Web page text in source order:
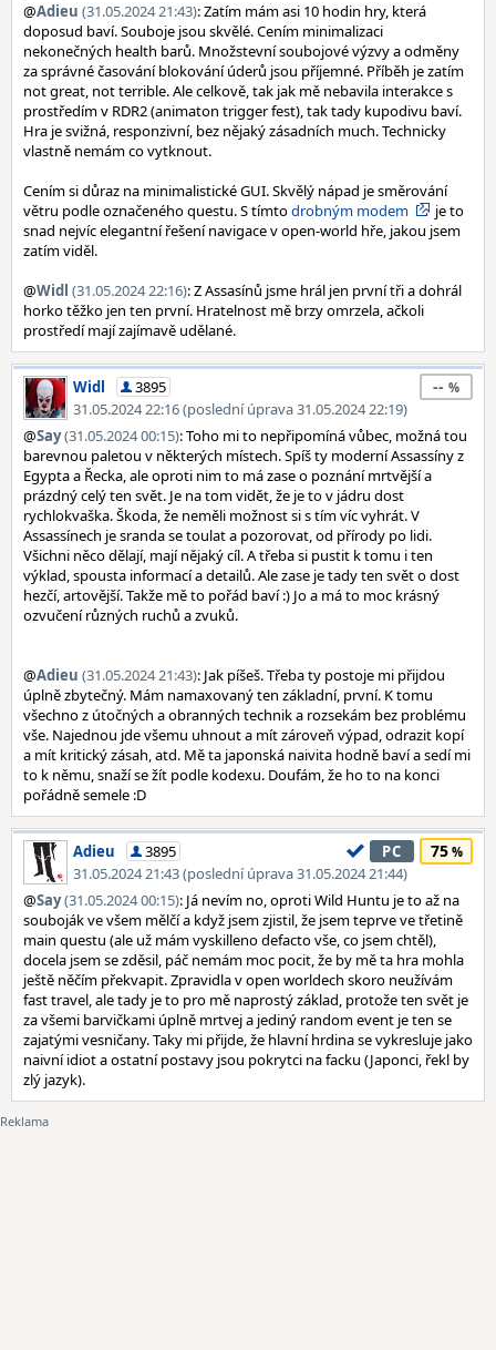
@Adieu (31.05.2024 21:43): Zatím mám asi 10 hodin hry, která
doposud baví. Souboje jsou skvělé. Cením minimalizaci
nekonečných health barů. Množstevní soubojové výzvy a odměny
za správné časování blokování úderů jsou příjemné. Příběh je zatím
not great, not terrible. Ale celkově, tak jak mě nebavila interakce s
prostředím v RDR2 (animaton trigger fest), tak tady kupodivu baví.
Hra je svižná, responzivní, bez nějaký zásadních much. Technicky
vlastně nemám co vytknout.
Cením si důraz na minimalistické GUI. Skvělý nápad je směrování
větru podle označeného questu. S tímtodrobným modem
je to
snad nejvíc elegantní řešení navigace v open-world hře, jakou jsem
zatím viděl.
@Widl (31.05.2024 22:16): Z Assasínů jsme hrál jen první tři a dohrál
horko těžko jen ten první. Hratelnost mě brzy omrzela, ačkoli
prostředí mají zajímavě udělané.
Widl
3895
31.05.2024 22:16 (poslední úprava 31.05.2024 22:19)
--
@Say(31.05.2024 00:15): Toho mi to nepřipomíná vůbec, možná tou
barevnou paletou v některých místech. Spíš ty moderní Assassíny z
Egypta a Řecka, ale oproti nim to má zase o poznání mrtvější a
prázdný celý ten svět. Je na tom vidět, že je to v jádru dost
rychlokvaška. Škoda, že neměli možnost si s tím víc vyhrát. V
Assassínech je sranda se toulat a pozorovat, od přírody po lidi.
Všichni něco dělají, mají nějaký cíl. A třeba si pustit k tomu i ten
výklad, spousta informací a detailů. Ale zase je tady ten svět o dost
hezčí, artovější. Takže mě to pořád baví :) Jo a má to moc krásný
ozvučení různých ruchů a zvuků.
@Adieu (31.05.2024 21:43): Jak píšeš. Třeba ty postoje mi přijdou
úplně zbytečný. Mám namaxovaný ten základní, první. K tomu
všechno z útočných a obranných technik a rozsekám bez problému
vše. Najednou jde všemu uhnout a mít zároveň výpad, odrazit kopí
a mít kritický zásah, atd. Mě ta japonská naivita hodně baví a sedí mi
to k němu, snaží se žít podle kodexu. Doufám, že ho to na konci
pořádně semele :D
Adieu
3895
31.05.2024 21:43 (poslední úprava 31.05.2024 21:44)
PC 75
@Say(31.05.2024 00:15): Já nevím no, oproti Wild Huntu je to až na
souboják ve všem mělčí a když jsem zjistil, že jsem teprve ve třetině
main questu (ale už mám vyskilleno defacto vše, co jsem chtěl),
docela jsem se zděsil, páč nemám moc pocit, že by mě ta hra mohla
ještě něčím překvapit. Zpravidla v open worldech skoro neužívám
fast travel, ale tady je to pro mě naprostý základ, protože ten svět je
za všemi barvičkami úplně mrtvej a jediný random event je ten se
zajatými vesničany. Taky mi přijde, že hlavní hrdina se vykresluje jako
naivní idiot a ostatní postavy jsou pokrytci na facku (Japonci, řekl by
zlý jazyk).